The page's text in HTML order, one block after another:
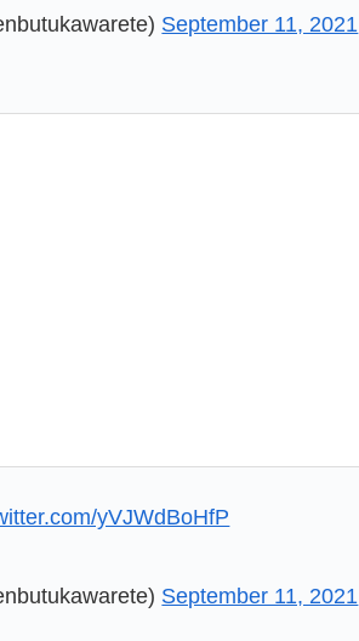
September 11, 2021
yVJWdBoHfP
September 11, 2021